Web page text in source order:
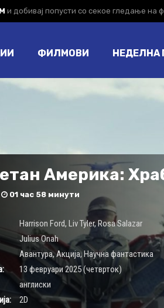
и добивај попусти со секое гледање на
ФИЛМОВИ НЕДЕЛНА
Америка:
01 час 58 минути
Harrison Ford, Liv Tyler, Rosa Salazar
Julius Onah
Авантура,Акција,Научна фантастика
13 февруари 2025 (четврток)
англиски
2D